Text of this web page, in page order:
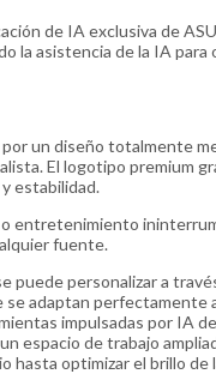
de IA exclusiva de
asistencia de la IA para
un diseño totalmente
El logotipo premium
estabilidad.
entretenimiento
fuente.
puede personalizar a
adaptan perfectamente
impulsadas por IA
espacio de trabajo
hasta optimizar el brillo de